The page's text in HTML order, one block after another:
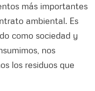
más importantes
ambiental. Es
como sociedad y
nos
los residuos que